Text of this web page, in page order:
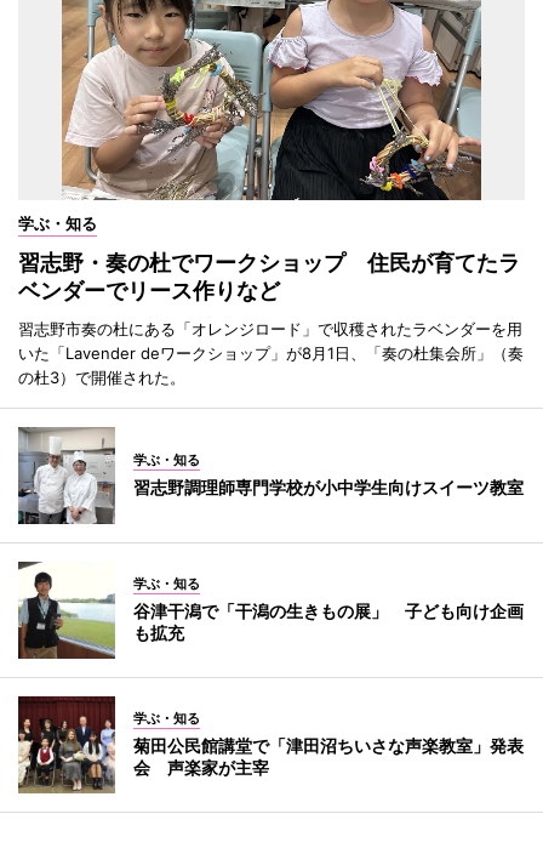
学ぶ・知る
習志野・奏の杜でワークショップ 住民が育てたラ
ベンダーでリース作りなど
習志野市奏の杜にある「オレンジロード」で収穫されたラベンダーを用
いた「Lavender deワークショップ」が8月1日、「奏の杜集会所」（奏
の杜3）で開催された。
学ぶ・知る
習志野調理師専門学校が小中学生向けスイーツ教室
学ぶ・知る
谷津干潟で「干潟の生きもの展」 子ども向け企画
も拡充
学ぶ・知る
菊田公民館講堂で「津田沼ちいさな声楽教室」発表
会 声楽家が主宰